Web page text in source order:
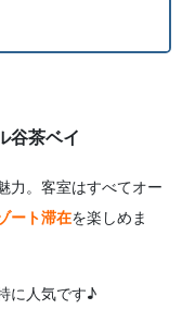
谷茶ベイ
力。客室はすべてオー
ート滞在を楽しめま
に人気です♪